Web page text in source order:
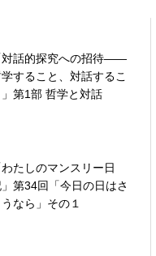
対話的探究への招待――
すること、対話するこ
」第1部 哲学と対話
わたしのマンスリー日
第34回「今日の日はさ
うなら」その１